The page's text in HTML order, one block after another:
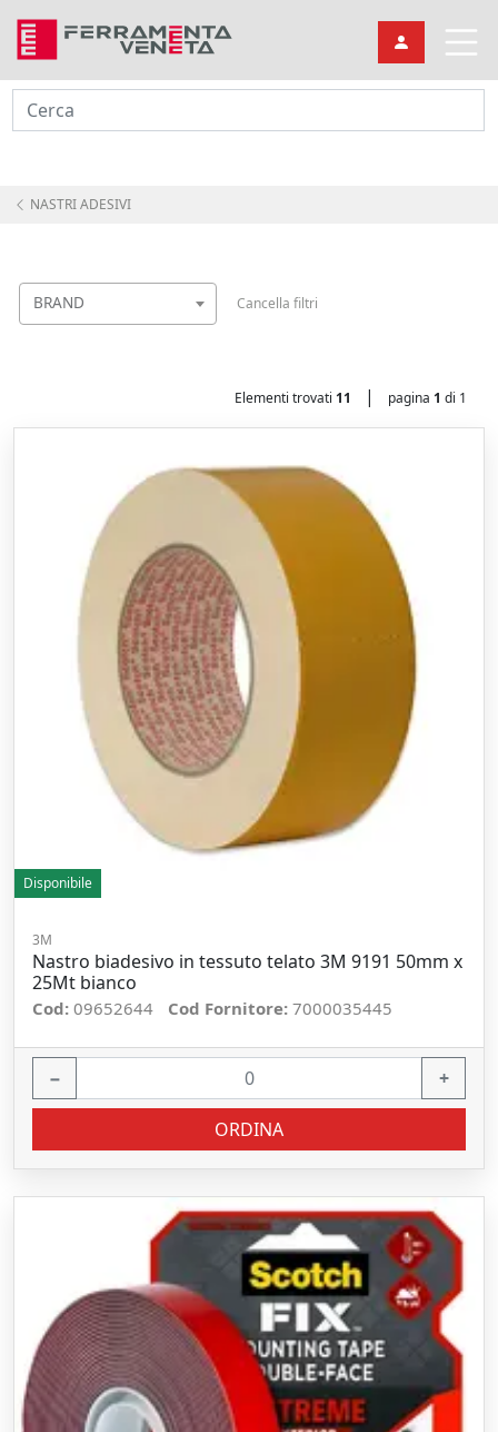
Cerca
NASTRI ADESIVI
BRAND Cancella filtri
Elementi trovati 11 | pagina 1 di 1
Disponibile
3M
Nastro biadesivo in tessuto telato 3M 9191 50mm x
25Mt bianco
Cod: 09652644 Cod Fornitore: 7000035445
− +
ORDINA